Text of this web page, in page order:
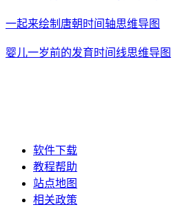
一起来绘制唐朝时间轴思维导图
婴儿一岁前的发育时间线思维导图
软件下载
教程帮助
站点地图
相关政策